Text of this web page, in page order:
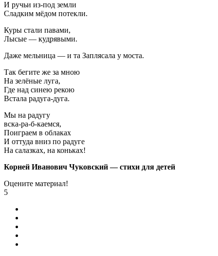
И ручьи из-под земли
Сладким мёдом потекли.
Куры стали павами,
Лысые — кудрявыми.
Даже мельница — и та Заплясала у моста.
Так бегите же за мною
На зелёные луга,
Где над синею рекою
Встала радуга-дуга.
Мы на радугу
вска-ра-б-каемся,
Поиграем в облаках
И оттуда вниз по радуге
На салазках, на коньках!
Корней Иванович Чуковский — стихи для детей
Оцените материал!
5